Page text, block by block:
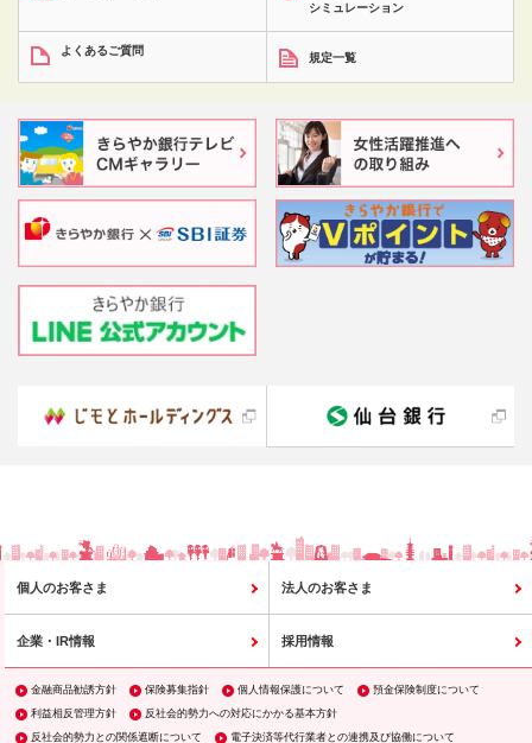
シミュレーション
よくあるご質問
規定一覧
個人のお客さま 法人のお客さま
企業・IR情報 採用情報
金融商品勧誘方針 保険募集指針 個人情報保護について
預金保険制度について
利益相反管理方針
反社会的勢力への対応にかかる基本方針
反社会的勢力との関係遮断について
電子決済等代行業者との連携及び協働について